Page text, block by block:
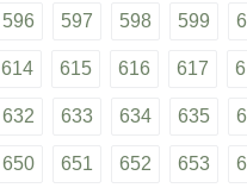
596 597 598 599
614 615 616 617
632 633 634 635
650 651 652 653